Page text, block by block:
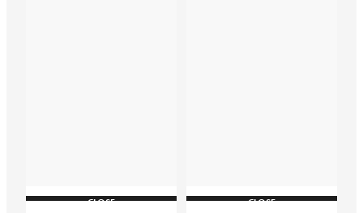
CLOSE CLOSE